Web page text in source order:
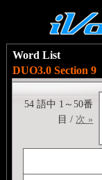
Word List
DUO3.0 Section 9
54 語中 1～50番
目 / 次 »